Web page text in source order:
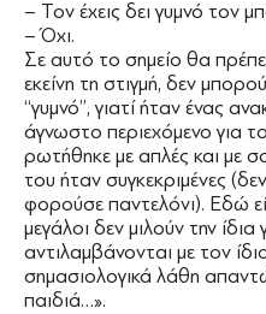
– Τον έχεις δει γυμνό τον
– Όχι.
Σε αυτό το σημείο θα
εκείνη τη στιγμή, δεν
‘‘γυμνό’’, γιατί ήταν ένας
άγνωστο περιεχόμενο για
ρωτήθηκε με απλές και με
του ήταν συγκεκριμένες
φορούσε παντελόνι). Εδώ
μεγάλοι δεν μιλούν την
αντιλαμβάνονται με τον
σημασιολογικά λάθη